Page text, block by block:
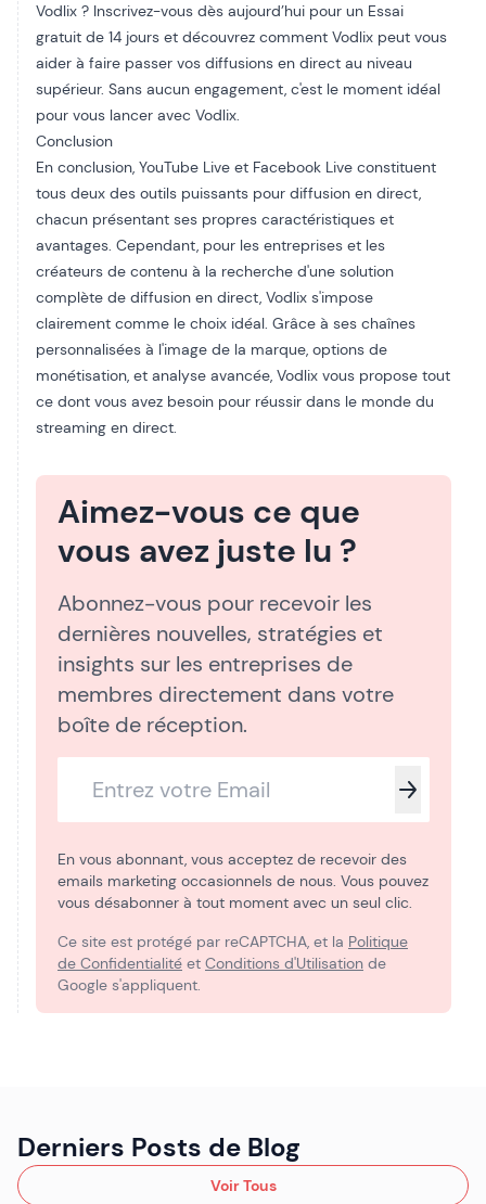
Vodlix ? Inscrivez-vous dès aujourd’hui pour un Essai
gratuit de 14 jours et découvrez comment Vodlix peut vous
aider à faire passer vos diffusions en direct au niveau
supérieur. Sans aucun engagement, c'est le moment idéal
pour vous lancer avec Vodlix.
Conclusion
En conclusion, YouTube Live et Facebook Live constituent
tous deux des outils puissants pour diffusion en direct,
chacun présentant ses propres caractéristiques et
avantages. Cependant, pour les entreprises et les
créateurs de contenu à la recherche d'une solution
complète de diffusion en direct, Vodlix s'impose
clairement comme le choix idéal. Grâce à ses chaînes
personnalisées à l'image de la marque, options de
monétisation, et analyse avancée, Vodlix vous propose tout
ce dont vous avez besoin pour réussir dans le monde du
streaming en direct.
Aimez-vous ce que
vous avez juste lu ?
Abonnez-vous pour recevoir les
dernières nouvelles, stratégies et
insights sur les entreprises de
membres directement dans votre
boîte de réception.
En vous abonnant, vous acceptez de recevoir des
emails marketing occasionnels de nous. Vous pouvez
vous désabonner à tout moment avec un seul clic.
Ce site est protégé par reCAPTCHA, et la Politique
de Confidentialité et Conditions d'Utilisation de
Google s'appliquent.
Derniers Posts de Blog
Voir Tous